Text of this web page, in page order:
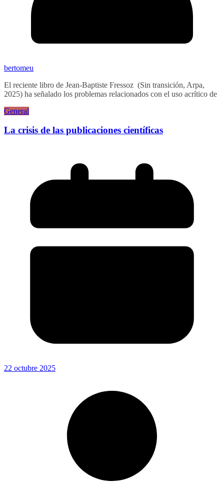
bertomeu
El reciente libro de Jean-Baptiste Fressoz (Sin transición, Arpa,
2025) ha señalado los problemas relacionados con el uso acrítico de
General
La crisis de las publicaciones científicas
22 octubre 2025